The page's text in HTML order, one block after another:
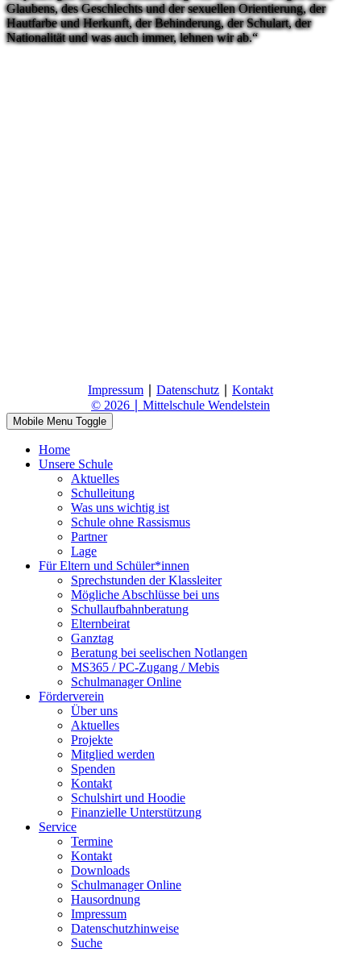
Glaubens, des Geschlechts und der sexuellen Orientierung, der
Hautfarbe und Herkunft, der Behinderung, der Schulart, der
Nationalität und was auch immer, lehnen wir ab.“
Impressum Datenschutz
Kontakt
© 2026 ∣ Mittelschule Wendelstein
Mobile Menu Toggle
Home
Unsere Schule
Aktuelles
Schulleitung
Was uns wichtig ist
Schule ohne Rassismus
Partner
Lage
Für Eltern und Schüler*innen
Sprechstunden der Klassleiter
Mögliche Abschlüsse bei uns
Schullaufbahnberatung
Elternbeirat
Ganztag
Beratung bei seelischen Notlangen
MS365 / PC-Zugang / Mebis
Schulmanager Online
Förderverein
Über uns
Aktuelles
Projekte
Mitglied werden
Spenden
Kontakt
Schulshirt und Hoodie
Finanzielle Unterstützung
Service
Termine
Kontakt
Downloads
Schulmanager Online
Hausordnung
Impressum
Datenschutzhinweise
Suche